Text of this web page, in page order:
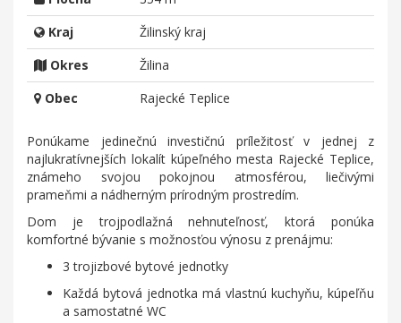
Kraj
Žilinský kraj
Okres
Žilina
Obec
Rajecké Teplice
Ponúkame jedinečnú investičnú príležitosť v jednej z
najlukratívnejších lokalít kúpeľného mesta Rajecké Teplice,
známeho svojou pokojnou atmosférou, liečivými
prameňmi a nádherným prírodným prostredím.
Dom je trojpodlažná nehnuteľnosť, ktorá ponúka
komfortné bývanie s možnosťou výnosu z prenájmu:
3 trojizbové bytové jednotky
Každá bytová jednotka má vlastnú kuchyňu, kúpeľňu
a samostatné WC